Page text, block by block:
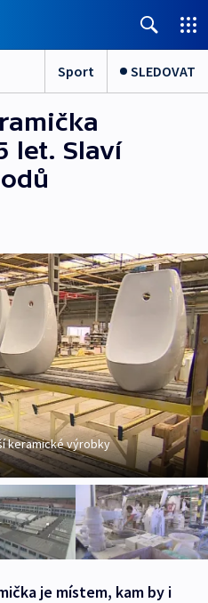
Sport SLEDOVAT
let. Slaví
keramické výrobky
je místem, kam by i